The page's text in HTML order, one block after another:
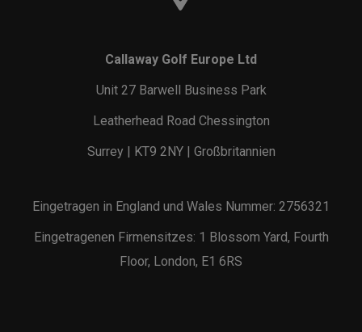
Callaway Golf Europe Ltd
Unit 27 Barwell Business Park
Leatherhead Road Chessington
Surrey | KT9 2NY | Großbritannien
Eingetragen in England und Wales Nummer: 2756321
Eingetragenen Firmensitzes: 1 Blossom Yard, Fourth
Floor, London, E1 6RS